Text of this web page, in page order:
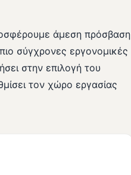
άμεση πρόσβαση
σύγχρονες εργονομικές
στην επιλογή του
τον χώρο εργασίας